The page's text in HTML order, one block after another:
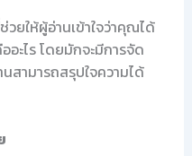
ยให้ผู้อ่านเข้าใจว่าคุณได้
อะไร โดยมักจะมีการจัด
สามารถสรุปใจความได้